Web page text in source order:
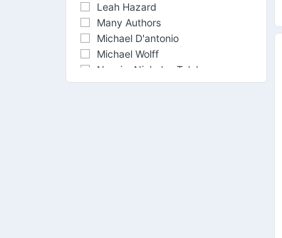
Leah Hazard
Many Authors
Michael D'antonio
Michael Wolff
Nassim Nicholas Taleb
Natasha Trethewey